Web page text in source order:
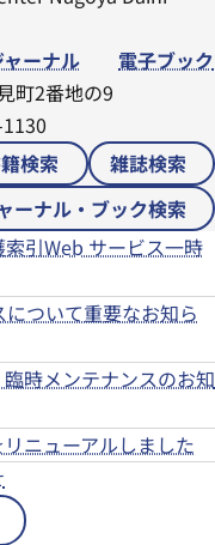
ーナル
電子ブック
町2番地の9
検索
雑誌検索
ーナル・ブック検索
索引Web サービス一時
について重要なお知ら
臨時メンテナンスのお知
ニューアルしました